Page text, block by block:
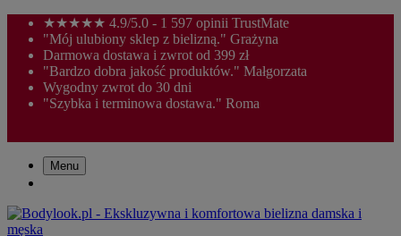
★★★★★ 4.9/5.0 - 1 597 opinii TrustMate
"Mój ulubiony sklep z bielizną." Grażyna
Darmowa dostawa i zwrot od 399 zł
"Bardzo dobra jakość produktów." Małgorzata
Wygodny zwrot do 30 dni
"Szybka i terminowa dostawa." Roma
Menu